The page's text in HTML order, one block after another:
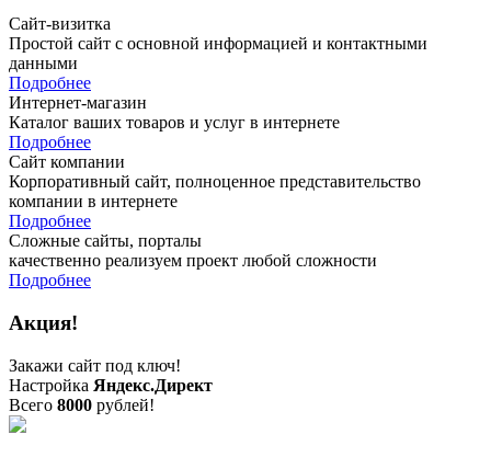
Сайт-визитка
Простой сайт с основной информацией и контактными
данными
Подробнее
Интернет-магазин
Каталог ваших товаров и услуг в интернете
Подробнее
Сайт компании
Корпоративный сайт, полноценное представительство
компании в интернете
Подробнее
Сложные сайты, порталы
качественно реализуем проект любой сложности
Подробнее
Акция!
Закажи сайт под ключ!
Настройка Яндекс.Директ
Всего 8000 рублей!